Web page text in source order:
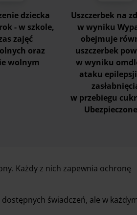
dziecka
- w szkole,
zajęć
oraz
wolnym
Uszczerbek na
w wyniku
obejmuje
uszczerbek
w wyniku
ataku
w przebiegu
Każdy z nich zapewnia ochronę
świadczeń, ale w